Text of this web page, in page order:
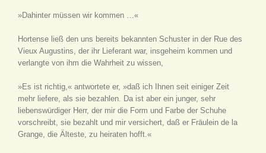
»Dahinter müssen wir kommen …«
Hortense ließ den uns bereits bekannten Schuster in der Rue des
Vieux Augustins, der ihr Lieferant war, insgeheim kommen und
verlangte von ihm die Wahrheit zu wissen,
»Es ist richtig,« antwortete er, »daß ich Ihnen seit einiger Zeit
mehr liefere, als sie bezahlen. Da ist aber ein junger, sehr
liebenswürdiger Herr, der mir die Form und Farbe der Schuhe
vorschreibt, sie bezahlt und mir versichert, daß er Fräulein de la
Grange, die Älteste, zu heiraten hofft.«